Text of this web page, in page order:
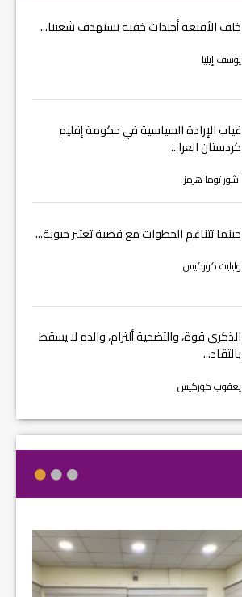
خلف الأقنعة أجندات خفية تستهدف شعبنا...
يوسف إيليا
غياب الإرادة السياسية في حكومة إقليم
كردستان العرا...
اشور توما هرمز
حينما تتناغم الخطوات مع قضية تعتبر حيوية...
وايليت كوركيس
الذكرى قوة، والتضحية ألتزام، والدم لا يسقط
بالتقاد...
يعقوب كوركيس